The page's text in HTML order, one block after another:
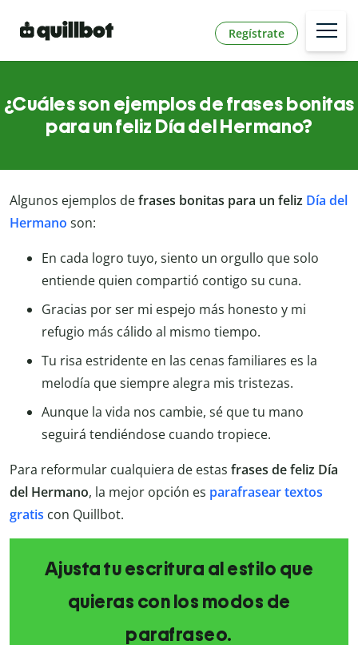
Regístrate
¿Cuáles son ejemplos de frases bonitas
para un feliz Día del Hermano?
Algunos ejemplos defrases bonitas para un feliz Día del
Hermano son:
En cada logro tuyo, siento un orgullo que solo
entiende quien compartió contigo su cuna.
Gracias por ser mi espejo más honesto y mi
refugio más cálido al mismo tiempo.
Tu risa estridente en las cenas familiares es la
melodía que siempre alegra mis tristezas.
Aunque la vida nos cambie, sé que tu mano
seguirá tendiéndose cuando tropiece.
Para reformular cualquiera de estas frases de feliz Día
del Hermano, la mejor opción es parafrasear textos
gratis con Quillbot.
Ajusta tu escritura al estilo que
quieras con los modos de
parafraseo.